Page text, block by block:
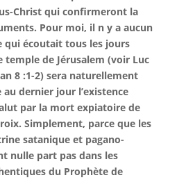
Christ qui confirmeront la
Pour moi, il n y a aucun
qui écoutait tous les jours
temple de Jérusalem (voir Luc
8 :1-2) sera naturellement
dernier jour l’existence
par la mort expiatoire de
Simplement, parce que les
satanique et pagano-
nulle part pas dans les
du Prophète de